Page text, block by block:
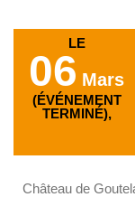
LE
06 Mars
(ÉVÉNEMENT
TERMINÉ),
Château de